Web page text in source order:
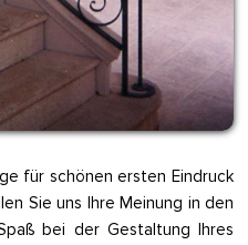
für schönen ersten Eindruck
Sie uns Ihre Meinung in den
bei der Gestaltung Ihres